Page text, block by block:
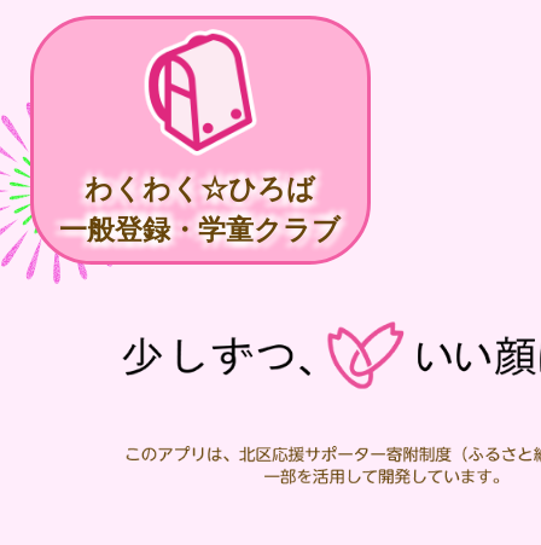
わくわく☆ひろば
一般登録・学童クラブ